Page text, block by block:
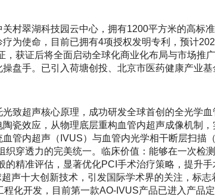
村翠湖科技园云中心，拥有1200平方米的高标
为使命，目前已拥有4项授权发明专利，预计
获证后将全面启动全球化商业化布局与市场推
盘手。已引入荷塘创投、北京市医药健康产业
致超声核心原理，成功研发全球首创的全光学
瓷效应，从物理底层重构血管内超声成像机制
管内超声（IVUS）与血管内光学相干断层扫描
织穿透力的完美统一。临床价值：能够在一次检
的精准评估，显著优化PCI手术治疗策略，提升
声十大创新技术，引发国际学术界的关注，标
化开发，目前第一款AO-IVUS产品已进入产品定